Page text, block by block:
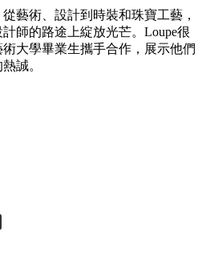
藝術、設計到時裝和珠寶工藝，
師的路途上綻放光芒。Loupe很
大學畢業生攜手合作，展示他們
誠。